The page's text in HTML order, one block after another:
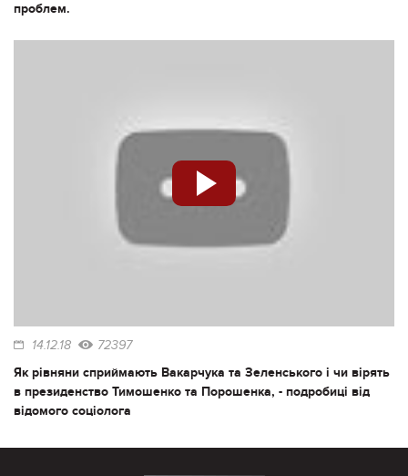
проблем.
14.12.18 72397
Як рівняни сприймають Вакарчука та Зеленського і чи вірять
в президенство Тимошенко та Порошенка, - подробиці від
відомого соціолога